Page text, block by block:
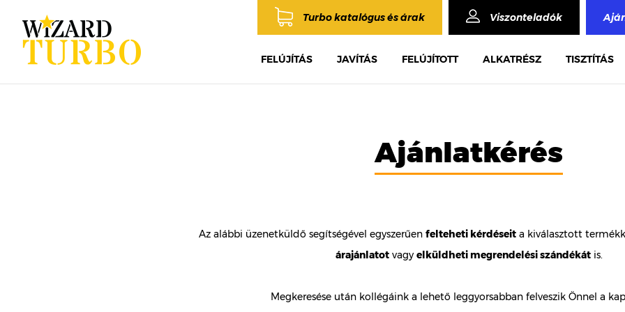
Turbo katalógus és árak Viszonteladók
FELÚJÍTÁS JAVÍTÁS FELÚJÍTOTT ALKATRÉSZ TISZTÍTÁS
Ajánlatkérés
Az alábbi üzenetküldő segítségével egyszerűen felteheti kérdéseit a kiválasztott
árajánlatotvagy elküldheti megrendelési szándékátis.
Megkeresése után kollégáink a lehető leggyorsabban felveszik Önnel a